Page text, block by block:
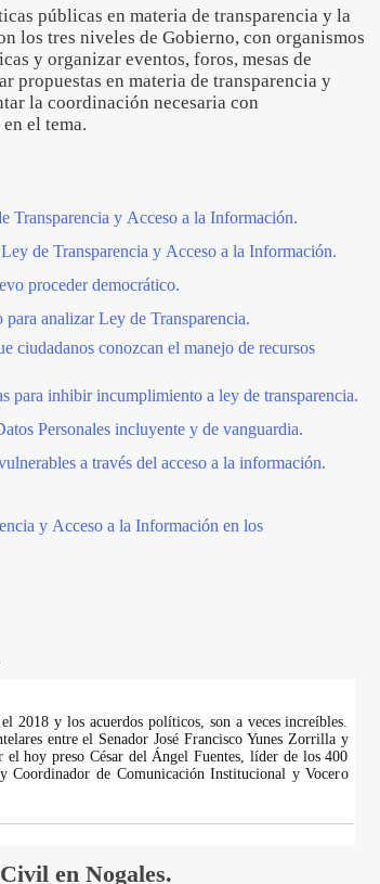
públicas en materia de transparencia y la
los tres niveles de Gobierno, con organismos
y organizar eventos, foros, mesas de
propuestas en materia de transparencia y
la coordinación necesaria con
el tema.
Transparencia y Acceso a la Información.
de Transparencia y Acceso a la Información.
proceder democrático.
analizar Ley de Transparencia.
ciudadanos conozcan el manejo de recursos
para inhibir incumplimiento a ley de transparencia.
Personales incluyente y de vanguardia.
a través del acceso a la información.
y Acceso a la Información en los
2018 y los acuerdos políticos, son a veces increíbles.
entre el Senador José Francisco Yunes Zorrilla y
el hoy preso César del Ángel Fuentes, líder de los 400
Coordinador de Comunicación Institucional y Vocero
en Nogales.